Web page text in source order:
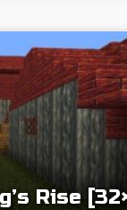
Rise